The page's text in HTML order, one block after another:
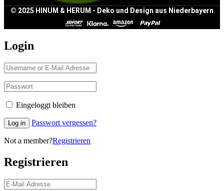
© 2025 HINUM & HERUM - Deko und Design aus Niederbayern
Login
Eingeloggt bleiben
Log in Passwort vergessen?
Not a member?Registrieren
Registrieren